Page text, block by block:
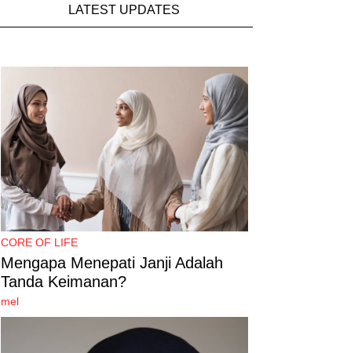
LATEST UPDATES
CORE OF LIFE
Mengapa Menepati Janji Adalah
Tanda Keimanan?
mel